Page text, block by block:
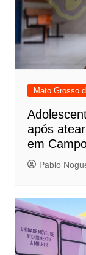
Mato Grosso
após
em
Pablo